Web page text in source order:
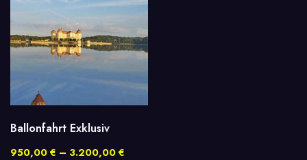
Ballonfahrt Exklusiv
950,00 € – 3.200,00 €